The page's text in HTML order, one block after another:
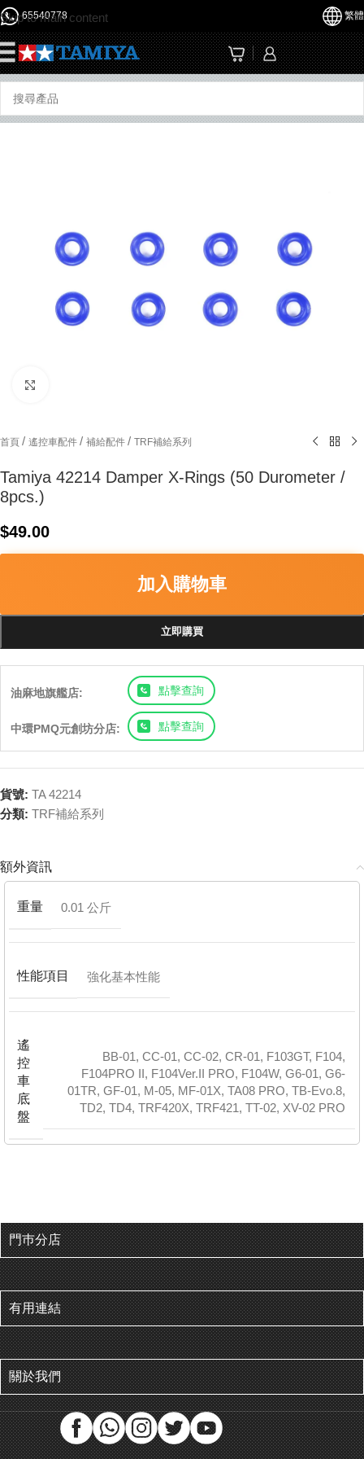
Skip to main content
65540778 繁體
首頁 / 遙控車配件 / 補給配件 / TRF補給系列
Tamiya 42214 Damper X-Rings (50 Durometer /
8pcs.)
$49.00
加入購物車
立即購買
油麻地旗艦店: 點擊查詢
中環PMQ元創坊分店: 點擊查詢
貨號: TA 42214
分類: TRF補給系列
額外資訊
重量 0.01 公斤
性能項目 強化基本性能
遙
控
車
底
盤
BB-01, CC-01, CC-02, CR-01, F103GT, F104,
F104PRO II, F104Ver.II PRO, F104W, G6-01, G6-
01TR, GF-01, M-05, MF-01X, TA08 PRO, TB-Evo.8,
TD2, TD4, TRF420X, TRF421, TT-02, XV-02 PRO
門巿分店
有用連結
關於我們